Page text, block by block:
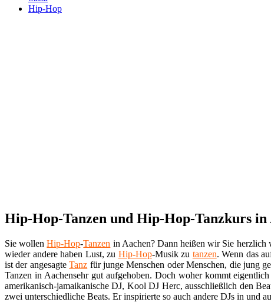
Hip-Hop
Hip-Hop-Tanzen und Hip-Hop-Tanzkurs in
Sie wollenHip-Hop-Tanzen in Aachen? Dann heißen wir Sie
wieder andere haben Lust, zu Hip-Hop-Musik zu tanzen. Wenn das
ist der angesagteTanz für junge Menschen oder Menschen, die jung
Tanzen in Aachensehr gut aufgehoben. Doch woher kommt
amerikanisch-jamaikanische DJ, Kool DJ Herc, ausschließlich den
zwei unterschiedliche Beats. Er inspirierte so auch andere DJs in und